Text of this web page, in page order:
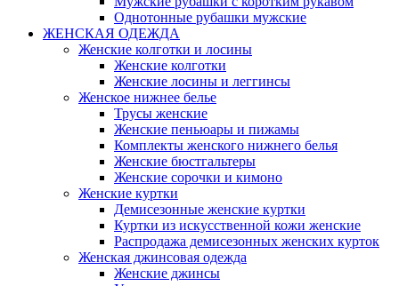
Однотонные рубашки мужские
ЖЕНСКАЯ ОДЕЖДА
Женские колготки и лосины
Женские колготки
Женские лосины и леггинсы
Женское нижнее белье
Трусы женские
Женские пеньюары и пижамы
Комплекты женского нижнего белья
Женские бюстгальтеры
Женские сорочки и кимоно
Женские куртки
Демисезонные женские куртки
Куртки из искусственной кожи женские
Распродажа демисезонных женских курток
Женская джинсовая одежда
Женские джинсы